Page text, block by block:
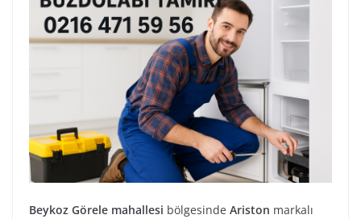
Beykoz Görele mahallesi bölgesinde Ariston markalı